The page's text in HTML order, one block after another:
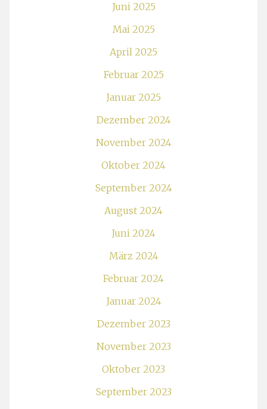
Juni 2025
Mai 2025
April 2025
Februar 2025
Januar 2025
Dezember 2024
November 2024
Oktober 2024
September 2024
August 2024
Juni 2024
März 2024
Februar 2024
Januar 2024
Dezember 2023
November 2023
Oktober 2023
September 2023